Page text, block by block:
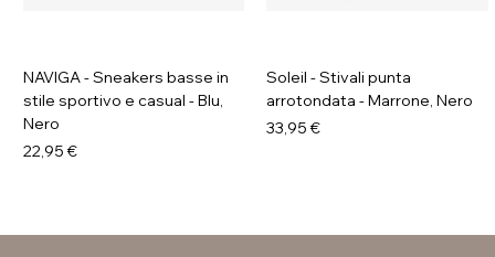
NAVIGA - Sneakers basse in
stile sportivo e casual - Blu,
Nero
Prezzo
22,95 €
Soleil - Stivali punta
arrotondata - Marrone, Nero
Prezzo
33,95 €